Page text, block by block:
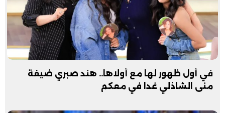
في أول ظهور لها مع أولاها.. هند صبري ضيفة
منى الشاذلي غدا في معكم